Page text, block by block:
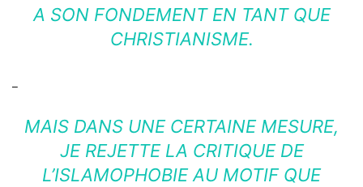
A SON FONDEMENT EN TANT QUE
CHRISTIANISME.
MAIS DANS UNE CERTAINE MESURE,
JE REJETTE LA CRITIQUE DE
L’ISLAMOPHOBIE AU MOTIF QUE